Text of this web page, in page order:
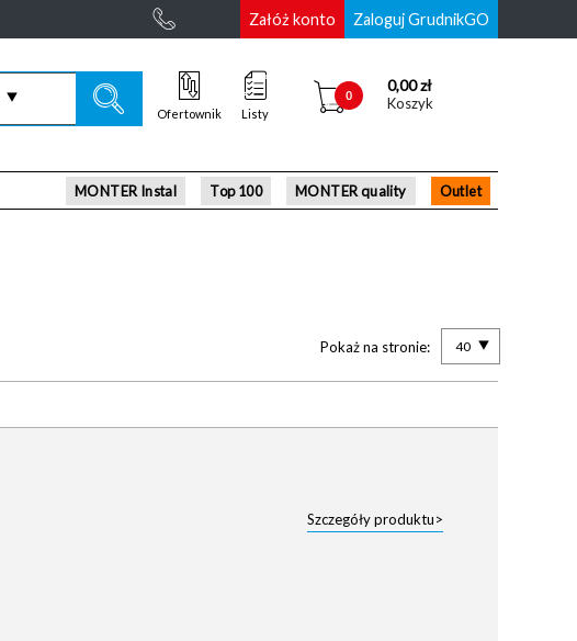
Załóż konto Zaloguj GrudnikGO
0
0,00 zł
Koszyk
Ofertownik Listy
MONTER Instal Top 100 MONTER quality Outlet
Pokaż na stronie: 40
Szczegóły produktu>